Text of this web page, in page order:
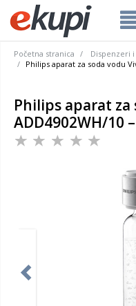
Početna stranica
Dispenzeri
Philips aparat za soda vodu
Philips aparat za
ADD4902WH/10